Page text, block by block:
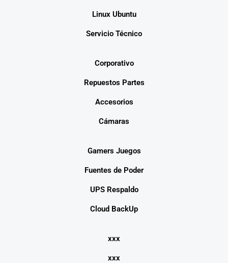
Linux Ubuntu
Servicio Técnico
Corporativo
Repuestos Partes
Accesorios
Cámaras
Gamers Juegos
Fuentes de Poder
UPS Respaldo
Cloud BackUp
xxx
xxx